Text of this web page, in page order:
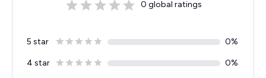
0 global ratings
5 star 0%
4 star 0%